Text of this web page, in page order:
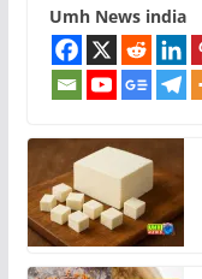
Umh News india